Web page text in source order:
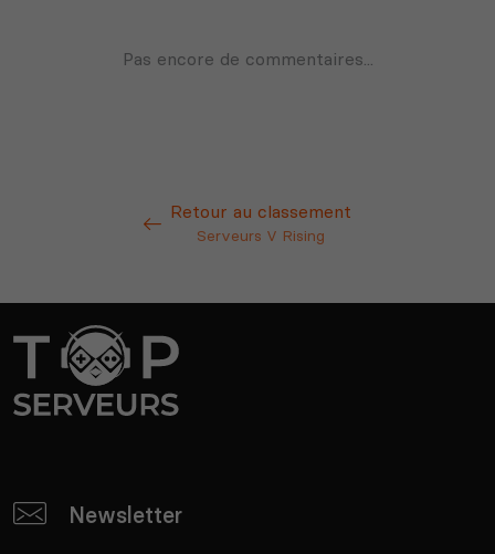
Retour au classement
Serveurs V Rising
Newsletter